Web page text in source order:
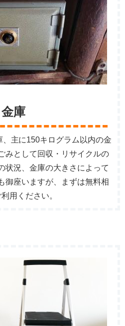
金庫
主に150キログラム以内の金
みとして回収・リサイクルの
状況、金庫の大きさによって
御座いますが、まずは無料相
用ください。